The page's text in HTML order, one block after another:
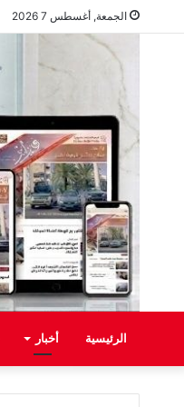
الجمعة, أغسطس 7 2026
الرئيسية أخبار